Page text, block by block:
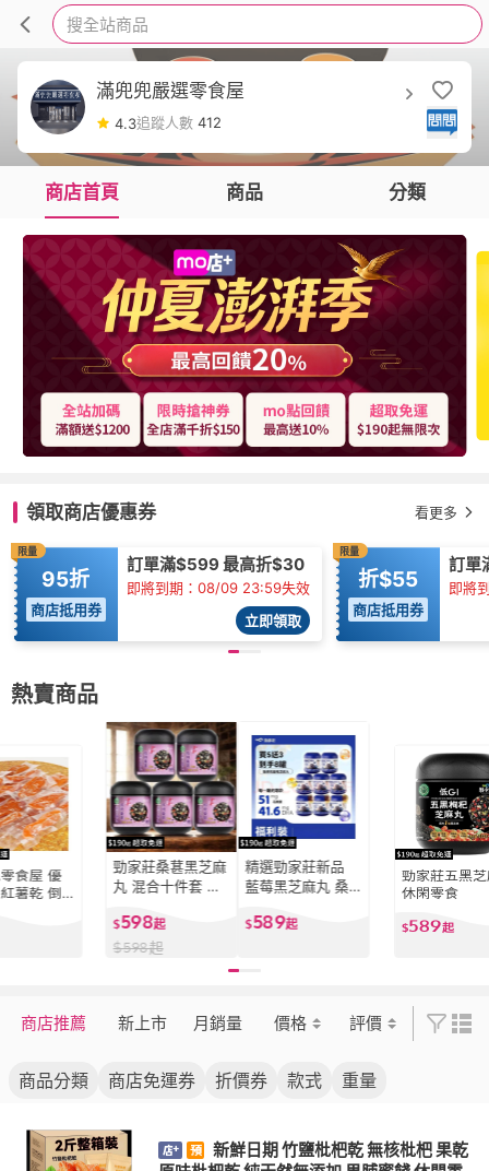
搜全站商品
滿兜兜嚴選零食屋
4.3追蹤人數 412
商店首頁 商品 分類
領取商店優惠券 看更多
限量
95折
商店抵用券
訂單滿$599 最高折$30
即將到期：08/09 23:59失效
立即領取
限量
折$55
商店抵用券
訂單
即將
熱賣商品
食屋 優
薯乾 倒
勁家莊桑葚黑芝麻
丸 混合十件套 男
102g/罐
$598起
$598起
精選勁家莊新品
藍莓黑芝麻丸 桑
養男女老少 正品
$589起
勁家莊五黑芝
休閑零食
$589起
商店推薦 新上市 月銷量 價格 評價
商品分類 商店免運券 折價券 款式 重量
新鮮日期 竹鹽枇杷乾 無核枇杷 果乾